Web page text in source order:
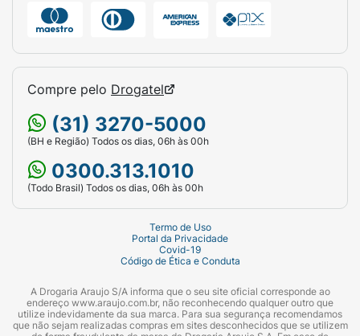
Compre pelo Drogatel
(31) 3270-5000
(BH e Região) Todos os dias, 06h às 00h
0300.313.1010
(Todo Brasil) Todos os dias, 06h às 00h
Termo de Uso
Portal da Privacidade
Covid-19
Código de Ética e Conduta
A Drogaria Araujo S/A informa que o seu site oficial corresponde ao
endereço www.araujo.com.br, não reconhecendo qualquer outro que
utilize indevidamente da sua marca. Para sua segurança recomendamos
que não sejam realizadas compras em sites desconhecidos que se utilizem